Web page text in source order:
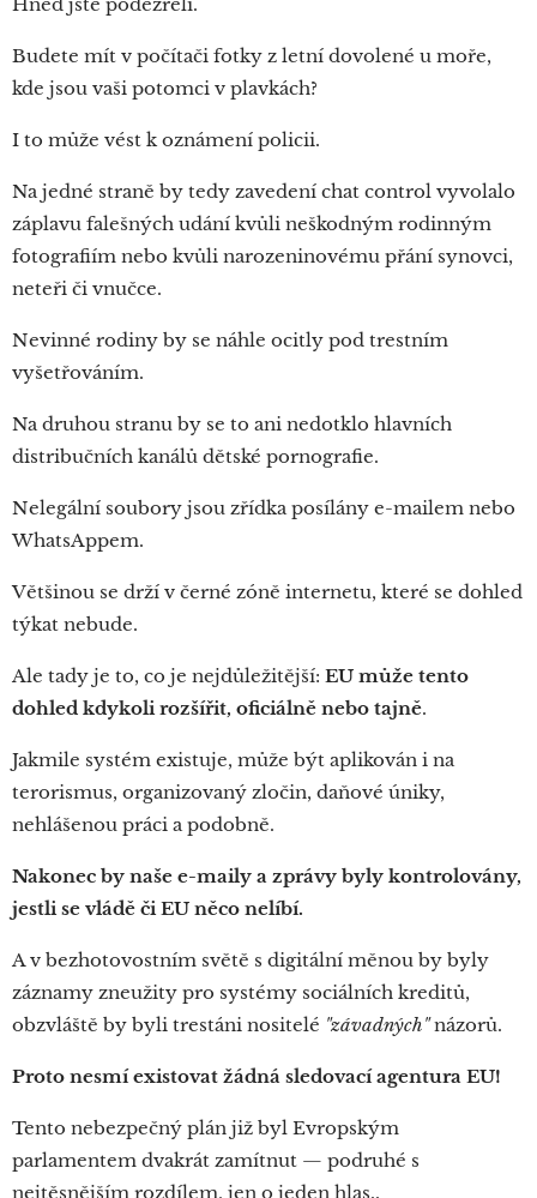
Budete mít v počítači fotky z letní dovolené u moře,
kde jsou vaši potomci v plavkách?
I to může vést k oznámení policii.
Na jedné straně by tedy zavedení chat control vyvolalo
záplavu falešných udání kvůli neškodným rodinným
fotografiím nebo kvůli narozeninovému přání synovci,
neteři či vnučce.
Nevinné rodiny by se náhle ocitly pod trestním
vyšetřováním.
Na druhou stranu by se to ani nedotklo hlavních
distribučních kanálů dětské pornografie.
Nelegální soubory jsou zřídka posílány e-mailem nebo
WhatsAppem.
Většinou se drží v černé zóně internetu, které se dohled
týkat nebude.
Ale tady je to, co je nejdůležitější: EU může tento
dohled kdykoli rozšířit, oficiálně nebo tajně.
Jakmile systém existuje, může být aplikován i na
terorismus, organizovaný zločin, daňové úniky,
nehlášenou práci a podobně.
Nakonec by naše e-maily a zprávy byly kontrolovány,
jestli se vládě či EU něco nelíbí.
A v bezhotovostním světě s digitální měnou by byly
záznamy zneužity pro systémy sociálních kreditů,
obzvláště by byli trestáni nositelé "závadných"názorů.
Proto nesmí existovat žádná sledovací agentura EU!
Tento nebezpečný plán již byl Evropským
parlamentem dvakrát zamítnut — podruhé s
nejtěsnějším rozdílem, jen o jeden hlas..